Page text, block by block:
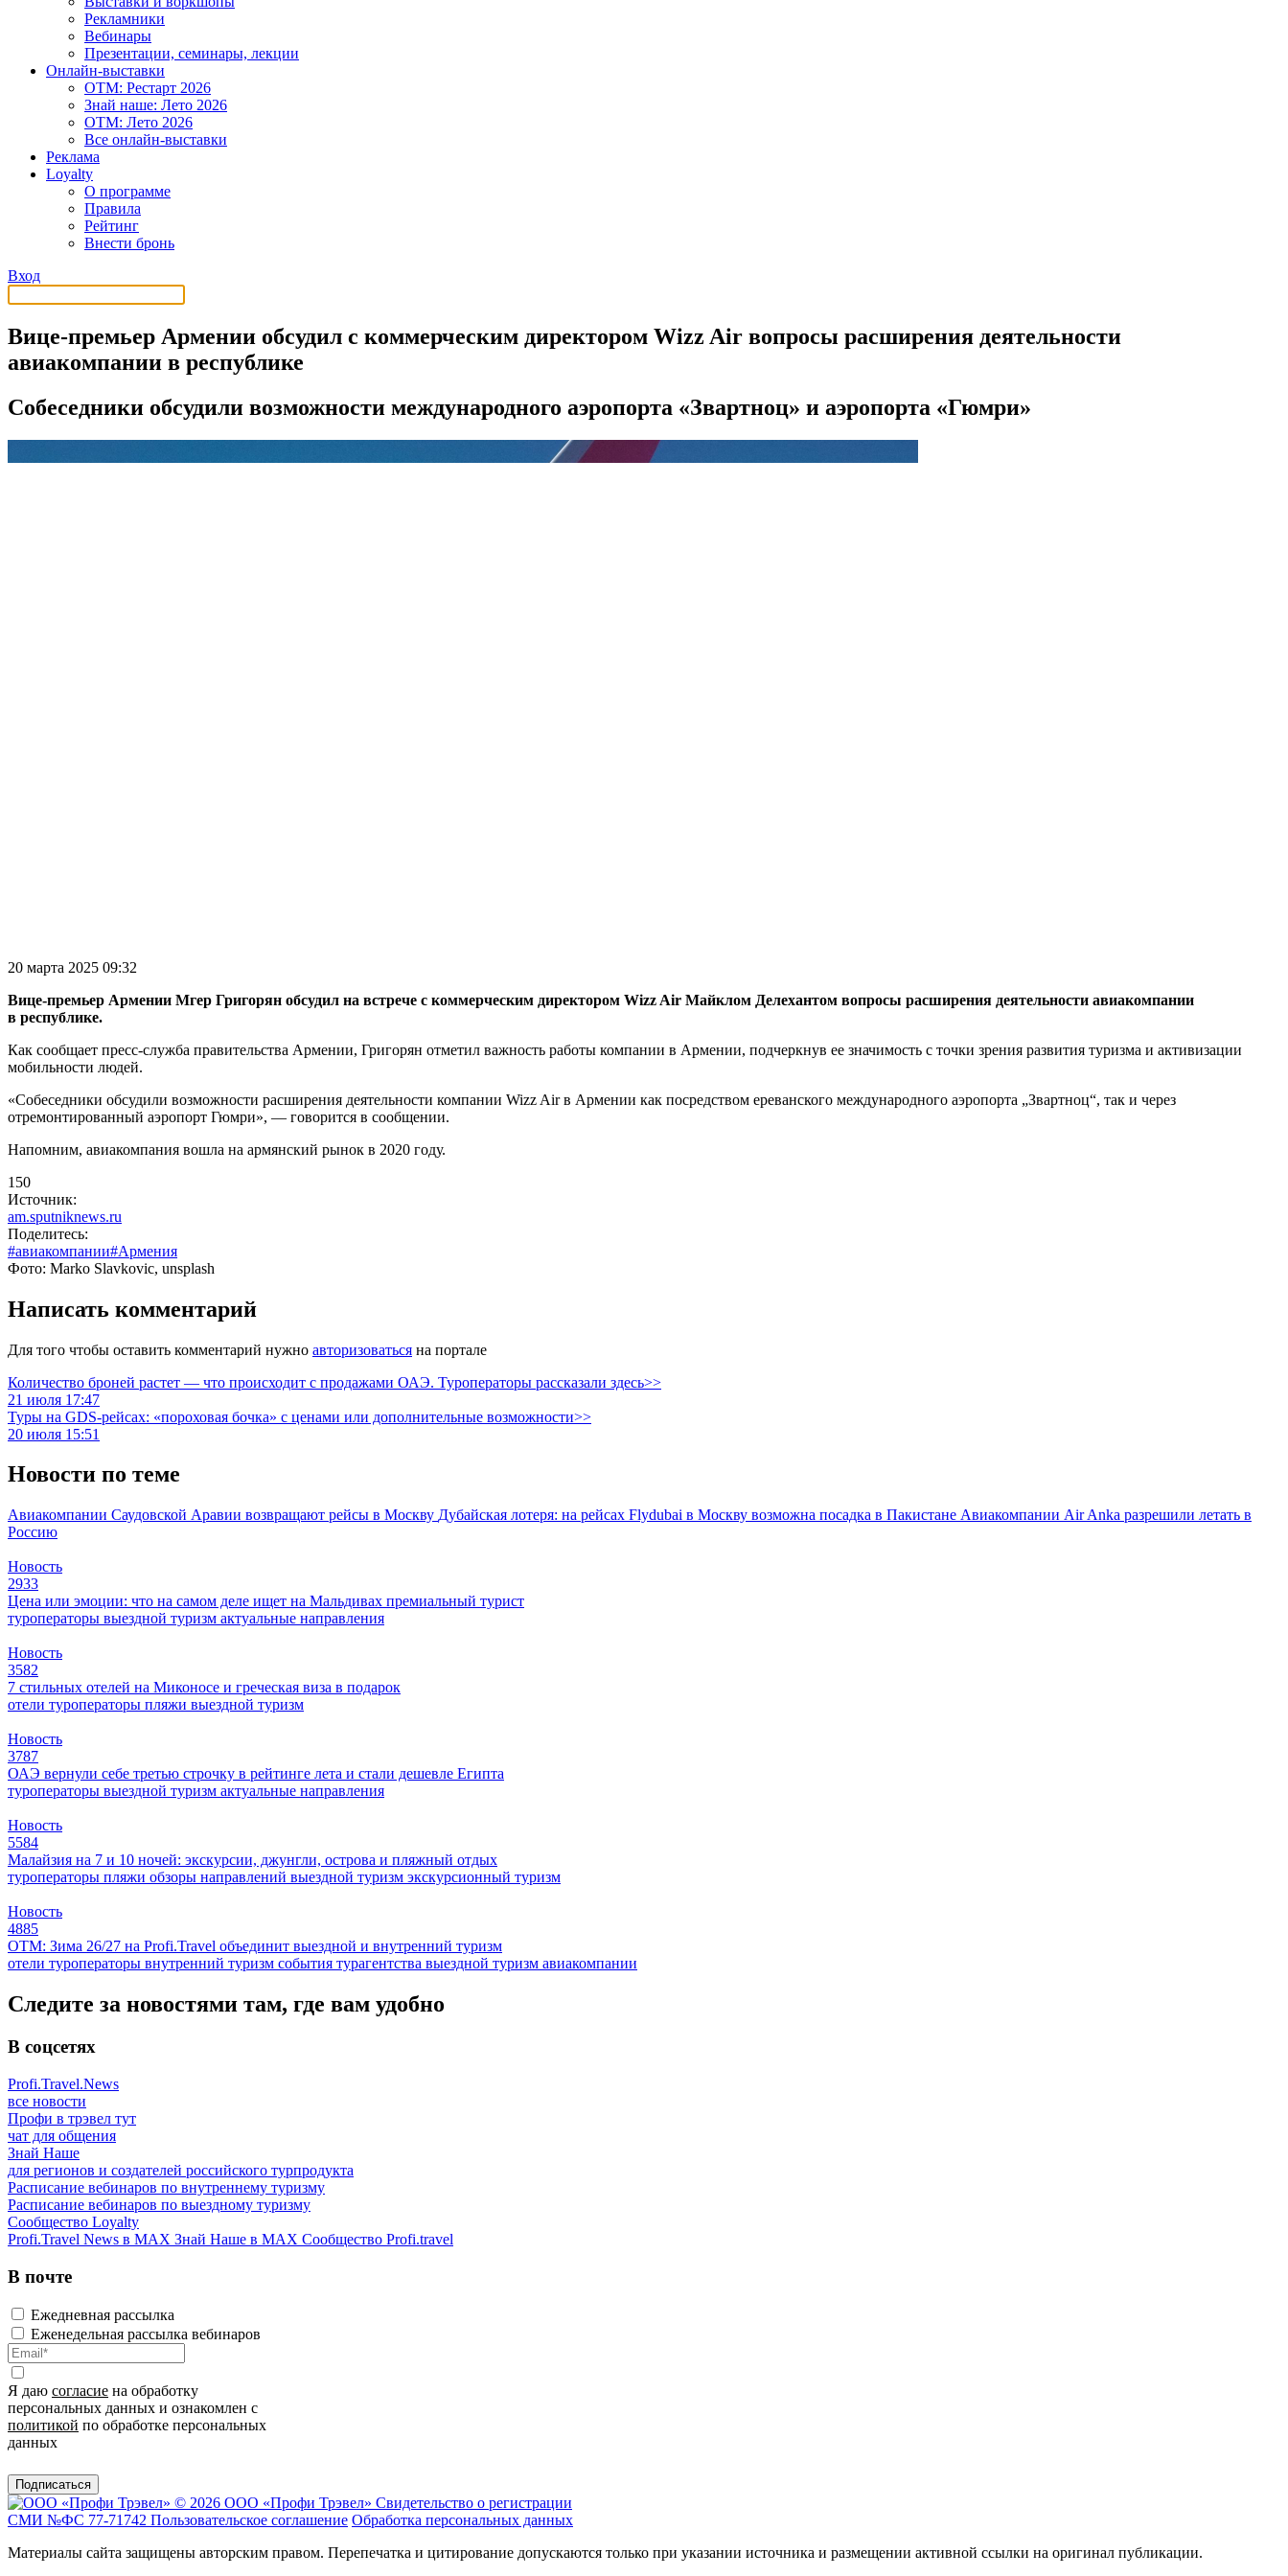
Рекламники
Вебинары
Презентации, семинары, лекции
Онлайн-выставки
OTM: Рестарт 2026
Знай наше: Лето 2026
OTM: Лето 2026
Все онлайн-выставки
Реклама
Loyalty
О программе
Правила
Рейтинг
Внести бронь
Вход
Вице-премьер Армении обсудил с коммерческим директором Wizz Air вопросы расширения деятельности
авиакомпании в республике
Собеседники обсудили возможности международного аэропорта «Звартноц» и аэропорта «Гюмри»
20 марта 2025 09:32
Вице-премьер Армении Мгер Григорян обсудил на встрече с коммерческим директором Wizz Air Майклом Делехантом вопросы расширения деятельности авиакомпании
в республике.
Как сообщает пресс-служба правительства Армении, Григорян отметил важность работы компании в Армении, подчеркнув ее значимость с точки зрения развития туризма и активизации
мобильности людей.
«Собеседники обсудили возможности расширения деятельности компании Wizz Air в Армении как посредством ереванского международного аэропорта „Звартноц“, так и через
отремонтированный аэропорт Гюмри», — говорится в сообщении.
Напомним, авиакомпания вошла на армянский рынок в 2020 году.
150
Источник:
am.sputniknews.ru
Поделитесь:
#авиакомпании#Армения
Фото: Marko Slavkovic, unsplash
Написать комментарий
Для того чтобы оставить комментарий нужно авторизоваться на портале
Количество броней растет — что происходит с продажами ОАЭ. Туроператоры рассказали здесь>>
21 июля 17:47
Туры на GDS-рейсах: «пороховая бочка» с ценами или дополнительные возможности>>
20 июля 15:51
Новости по теме
Авиакомпании Саудовской Аравии возвращают рейсы в Москву Дубайская лотеря: на рейсах Flydubai в Москву возможна посадка в Пакистане Авиакомпании Air Anka разрешили летать в
Россию
Новость
2933
Цена или эмоции: что на самом деле ищет на Мальдивах премиальный турист
туроператоры выездной туризм актуальные направления
Новость
3582
7 стильных отелей на Миконосе и греческая виза в подарок
отели туроператоры пляжи выездной туризм
Новость
3787
ОАЭ вернули себе третью строчку в рейтинге лета и стали дешевле Египта
туроператоры выездной туризм актуальные направления
Новость
5584
Малайзия на 7 и 10 ночей: экскурсии, джунгли, острова и пляжный отдых
туроператоры пляжи обзоры направлений выездной туризм экскурсионный туризм
Новость
4885
ОТМ: Зима 26/27 на Profi.Travel объединит выездной и внутренний туризм
отели туроператоры внутренний туризм события турагентства выездной туризм авиакомпании
Следите за новостями там, где вам удобно
В соцсетях
Profi.Travel.News
все новости
Профи в трэвел тут
чат для общения
Знай Наше
для регионов и создателей российского турпродукта
Расписание вебинаров по внутреннему туризму
Расписание вебинаров по выездному туризму
Сообщество Loyalty
Profi.Travel News в MAX Знай Наше в MAX Сообщество Profi.travel
В почте
Ежедневная рассылка
Еженедельная рассылка вебинаров
Я даю согласие на обработку
персональных данных и ознакомлен с
политикой по обработке персональных
данных
Подписаться
© 2026 ООО «Профи Трэвeл» Свидетельство о регистрации
СМИ №ФС 77-71742 Пользовательское соглашение Обработка персональных данных
Материалы сайта защищены авторским правом. Перепечатка и цитирование допускаются только при указании источника и размещении активной ссылки на оригинал публикации.